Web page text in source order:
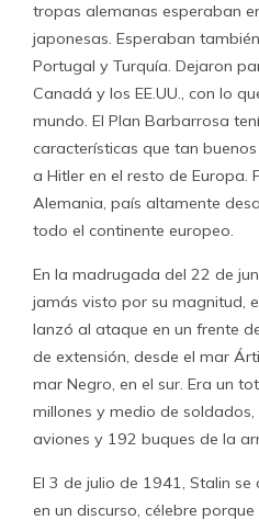
tropas alemanas esperaban
japonesas. Esperaban
Portugal y Turquía. Dejaron
Canadá y los EE.UU., con lo
mundo. El Plan Barbarrosa
características que tan
a Hitler en el resto de Europa.
Alemania, país altamente
todo el continente europeo.
En la madrugada del 22 de
jamás visto por su magnitud,
lanzó al ataque en un frente
de extensión, desde el mar
mar Negro, en el sur. Era un
millones y medio de
aviones y 192 buques de la
El 3 de julio de 1941, Stalin
en un discurso, célebre